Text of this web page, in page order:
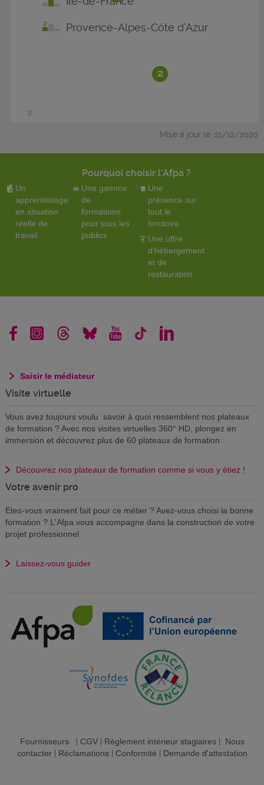
2
Provence-Alpes-Côte d'Azur
Mise à jour le :21/12/2020
Pourquoi choisir l'Afpa ?
Un
apprentissage
en situation
réelle de
travail
Une gamme
de
formations
pour tous les
publics
Une
présence sur
tout le
territoire
Une offre
d'hébergement
et de
restauration
Saisir le médiateur
Visite virtuelle
Vous avez toujours voulu savoir à quoi ressemblent nos plateaux
de formation ? Avec nos visites virtuelles 360° HD, plongez en
immersion et découvrez plus de 60 plateaux de formation.
Découvrez nos plateaux de formation comme si vous y étiez !
Votre avenir pro
Etes-vous vraiment fait pour ce métier ? Avez-vous choisi la bonne
formation ? L'Afpa vous accompagne dans la construction de votre
projet professionnel
Laissez-vous guider
Fournisseurs| CGV| Règlement intérieur stagiaires| Nous
contacter| Réclamations| Conformité Demande d'attestation